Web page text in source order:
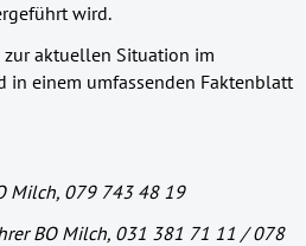
wird.
aktuellen Situation im
in einem umfassenden Faktenblatt
Milch, 079 743 48 19
BO Milch, 031 381 71 11 / 078